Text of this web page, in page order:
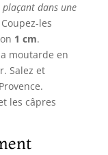
dans une
Coupez-les
1 cm.
moutarde en
Salez et
les câpres